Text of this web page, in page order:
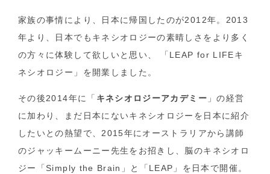
家族の事情により、日本に帰国したのが2012年。2013
年より、日本でもキネシオロジーの素晴しさをより多く
の方々に体験して欲しいと思い、 「LEAP for LIFEキ
ネシオロジー」を開業しました。
その後2014年に「 キネシオロジーアカデミー 」の経営
に加わり、まだ日本にないキネシオロジーを日本に紹介
したいとの熱望で、2015年にオーストラリアから講師
のジャッキームーニー先生をお招きし、脳のキネシオロ
ジー「Simply the Brain」と「LEAP」を日本で開催。